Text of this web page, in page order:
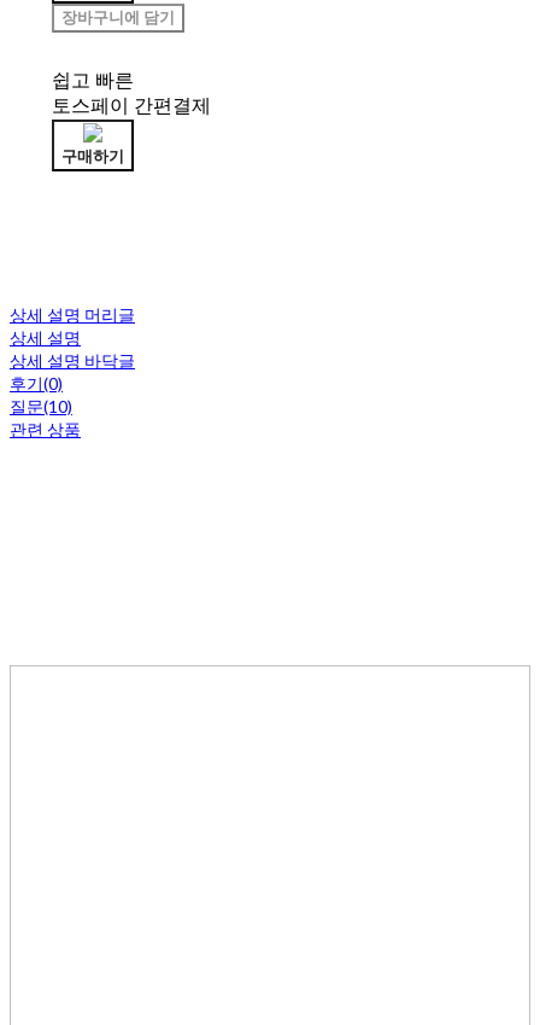
장바구니에 담기
쉽고 빠른
토스페이 간편결제
구매하기
상세 설명 머리글
상세 설명
상세 설명 바닥글
후기(0)
질문(10)
관련 상품